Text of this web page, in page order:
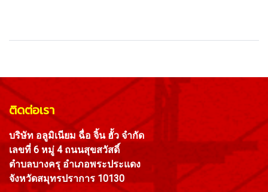
ติดต่อเรา
บริษัท อลูมิเนียม ฉื่อ จิ้น ฮั้ว จำกัด
เลขที่ 6 หมู่ 4 ถนนสุขสวัสดิ์
ตำบลบางครุ อำเภอพระประแดง
จังหวัดสมุทรปราการ 10130